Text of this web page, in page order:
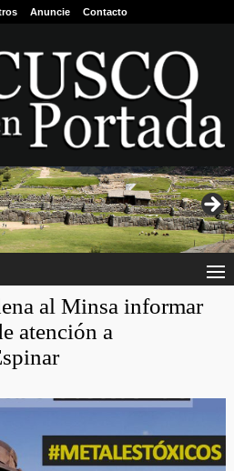
Anuncie Contacto
al Minsa informar
atención a